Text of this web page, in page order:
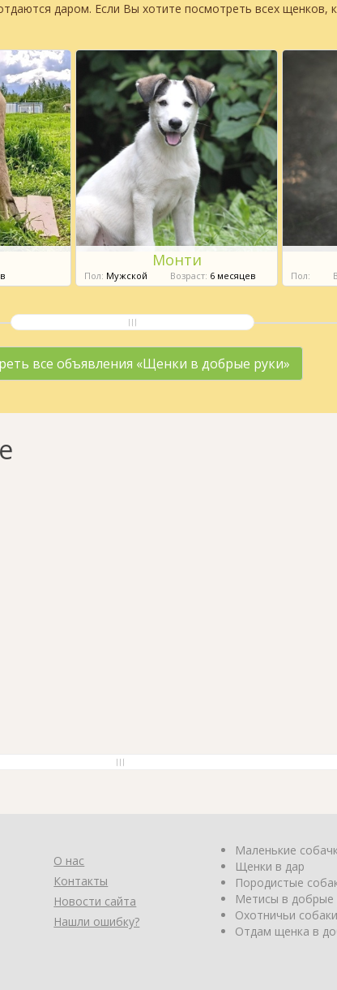
даром. Если Вы хотите посмотреть всех
Монти
Пол: Мужской Возраст: 6 месяцев Пол:
все объявления «Щенки в добрые руки»
О нас
Контакты
Новости сайта
Нашли ошибку?
Маленькие
Щенки в дар
Породистые
Метисы в добрые
Охотничьи
Отдам щенка в